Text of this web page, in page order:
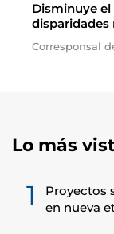
Disminuye
disparidades
Corresponsal
Lo más
1
Proyectos
en nueva